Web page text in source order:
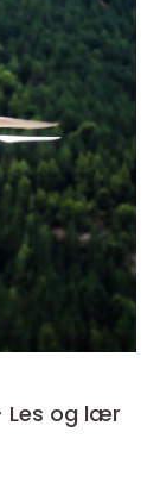
Les og lær